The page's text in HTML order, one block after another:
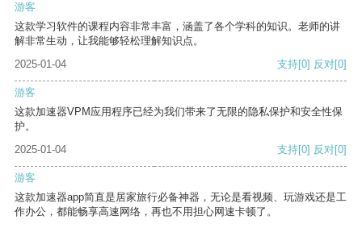
游客
这款学习软件的课程内容非常丰富，涵盖了各个学科的知识。老师的讲
解非常生动，让我能够轻松理解知识点。
2025-01-04
支持[0] 反对[0]
游客
这款加速器VPM应用程序已经为我们带来了无限的隐私保护和安全性保
护。
2025-01-04
支持[0] 反对[0]
游客
这款加速器app简直是居家旅行必备神器，无论是看视频、玩游戏还是工
作办公，都能畅享高速网络，再也不用担心网速卡顿了。